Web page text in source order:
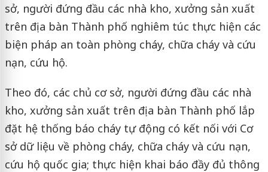
sở, người đứng đầu các nhà kho, xưởng sản xuất
trên địa bàn Thành phố nghiêm túc thực hiện các
biện pháp an toàn phòng cháy, chữa cháy và cứu
nạn, cứu hộ.
Theo đó, các chủ cơ sở, người đứng đầu các nhà
kho, xưởng sản xuất trên địa bàn Thành phố lắp
đặt hệ thống báo cháy tự động có kết nối với Cơ
sở dữ liệu về phòng cháy, chữa cháy và cứu nạn,
cứu hộ quốc gia; thực hiện khai báo đầy đủ thông